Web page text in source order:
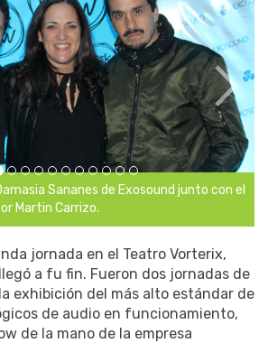
Sananes de Exosound junto con el
Martin Carrizo.
jornada en el Teatro Vorterix,
llegó a fu fin. Fueron dos jornadas de
exhibición del más alto estándar de
de audio en funcionamiento,
de la mano de la empresa